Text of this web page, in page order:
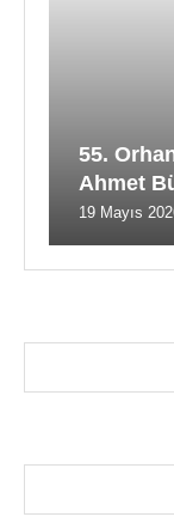
55.
Ahmet
19 Mayıs